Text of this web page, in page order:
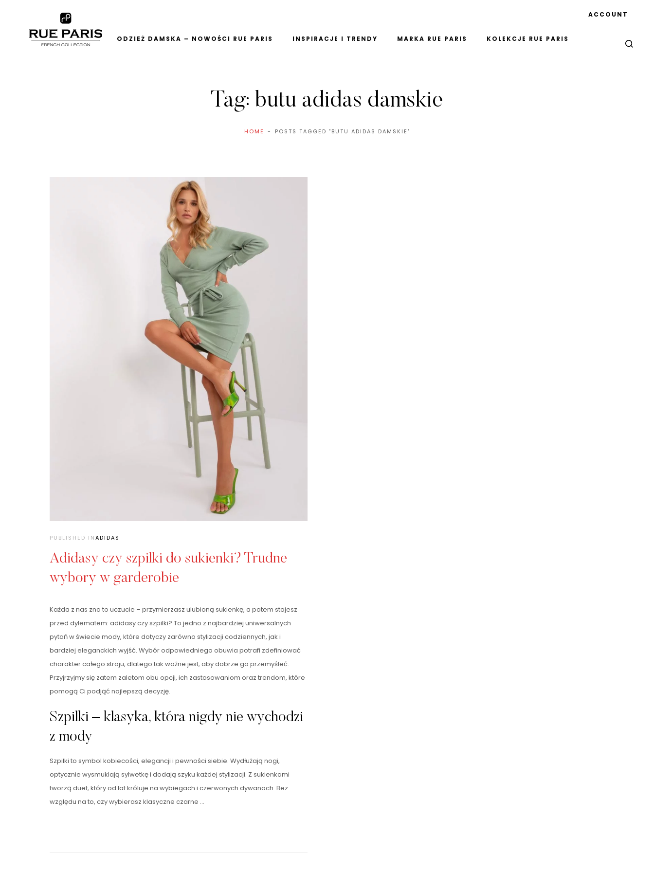
ODZIEŻ DAMSKA – NOWOŚCI RUE PARIS INSPIRACJE I TRENDY MARKA RUE PARIS KOLEKCJE RUE PARIS
ACCOUNT
Tag: butu adidas damskie
HOME POSTS TAGGED "BUTU ADIDAS DAMSKIE"
PUBLISHED INADIDAS
Adidasy czy szpilki do sukienki? Trudne
wybory w garderobie
Każda z nas zna to uczucie – przymierzasz ulubioną sukienkę, a potem stajesz
przed dylematem: adidasy czy szpilki? To jedno z najbardziej uniwersalnych
pytań w świecie mody, które dotyczy zarówno stylizacji codziennych, jak i
bardziej eleganckich wyjść. Wybór odpowiedniego obuwia potrafi zdefiniować
charakter całego stroju, dlatego tak ważne jest, aby dobrze go przemyśleć.
Przyjrzyjmy się zatem zaletom obu opcji, ich zastosowaniom oraz trendom, które
pomogą Ci podjąć najlepszą decyzję.
Szpilki – klasyka, która nigdy nie wychodzi
z mody
Szpilki to symbol kobiecości, elegancji i pewności siebie. Wydłużają nogi,
optycznie wysmuklają sylwetkę i dodają szyku każdej stylizacji. Z sukienkami
tworzą duet, który od lat króluje na wybiegach i czerwonych dywanach. Bez
względu na to, czy wybierasz klasyczne czarne …